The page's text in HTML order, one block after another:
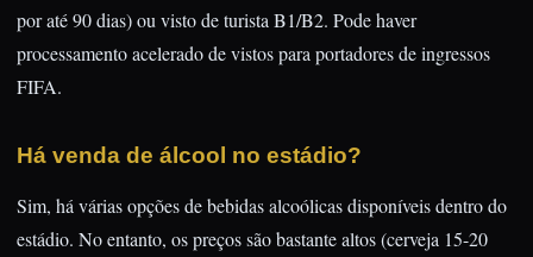
por até 90 dias) ou visto de turista B1/B2. Pode haver
processamento acelerado de vistos para portadores de ingressos
FIFA.
Há venda de álcool no estádio?
Sim, há várias opções de bebidas alcoólicas disponíveis dentro do
estádio. No entanto, os preços são bastante altos (cerveja 15-20